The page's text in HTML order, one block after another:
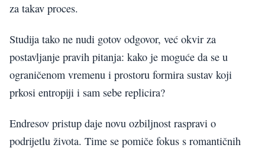
za takav proces.
Studija tako ne nudi gotov odgovor, već okvir za
postavljanje pravih pitanja: kako je moguće da se u
ograničenom vremenu i prostoru formira sustav koji
prkosi entropiji i sam sebe replicira?
Endresov pristup daje novu ozbiljnost raspravi o
podrijetlu života. Time se pomiče fokus s romantičnih